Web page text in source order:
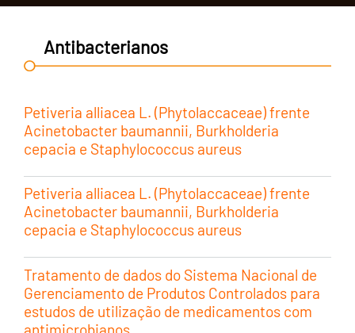
Antibacterianos
Petiveria alliacea L. (Phytolaccaceae) frente
Acinetobacter baumannii, Burkholderia
cepacia e Staphylococcus aureus
Petiveria alliacea L. (Phytolaccaceae) frente
Acinetobacter baumannii, Burkholderia
cepacia e Staphylococcus aureus
Tratamento de dados do Sistema Nacional de
Gerenciamento de Produtos Controlados para
estudos de utilização de medicamentos com
antimicrobianos